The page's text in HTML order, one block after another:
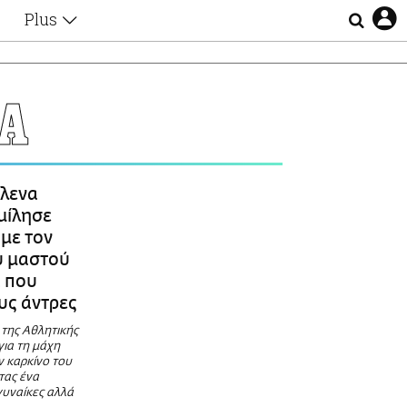
Plus
Ζώδια
Οι Αθηναίοι
Απώλειες
Lgbtqi+
Επιλογές
τον
μαστού
που
άντρες
Αθλητικής
τη μάχη
καρκίνο του
ένα
αλλά